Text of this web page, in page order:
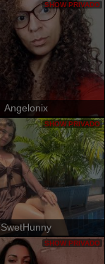
Angelonix
SHOW PRIVADO
SwetHunny
SHOW PRIVADO
SHOW PRIVADO